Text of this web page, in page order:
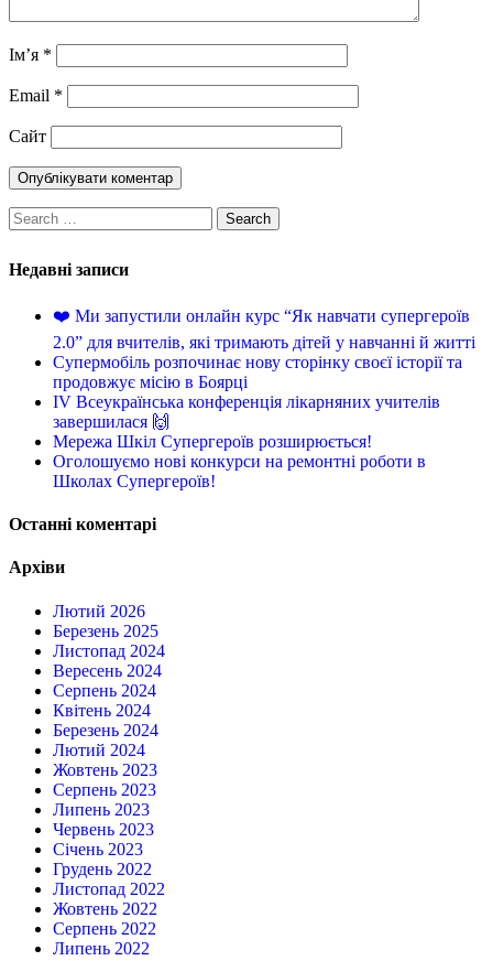
Ім’я *
Email *
Сайт
Недавні записи
❤️ Ми запустили онлайн курс “Як навчати супергероїв
2.0” для вчителів, які тримають дітей у навчанні й житті
Супермобіль розпочинає нову сторінку своєї історії та
продовжує місію в Боярці
IV Всеукраїнська конференція лікарняних учителів
завершилася 🙌
Мережа Шкіл Супергероїв розширюється!
Оголошуємо нові конкурси на ремонтні роботи в
Школах Супергероїв!
Останні коментарі
Архіви
Лютий 2026
Березень 2025
Листопад 2024
Вересень 2024
Серпень 2024
Квітень 2024
Березень 2024
Лютий 2024
Жовтень 2023
Серпень 2023
Липень 2023
Червень 2023
Січень 2023
Грудень 2022
Листопад 2022
Жовтень 2022
Серпень 2022
Липень 2022